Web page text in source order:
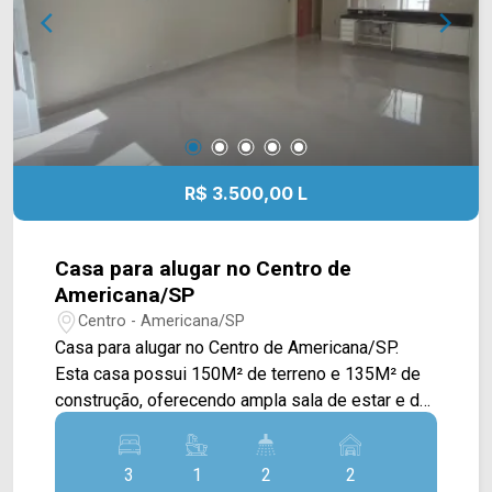
seguros poderão sofrer eventuais atualizações.
Entre em contato com a equipe da Arbix Imóveis
e agende a sua visita!! WhatsApp e Telefone:
(19) 3475-4546 ARBIX IMÓVEIS - Presente em
cada mudança!
R$ 3.500,00 L
Casa para alugar no Centro de
Americana/SP
Centro - Americana/SP
Casa para alugar no Centro de Americana/SP.
Esta casa possui 150M² de terreno e 135M² de
construção, oferecendo ampla sala de estar e de
jantar integradas, cozinha com armários e área de
serviço. Contém acabamento com piso
porcelanato, portas internas de madeira, porta da
3 1 2 2